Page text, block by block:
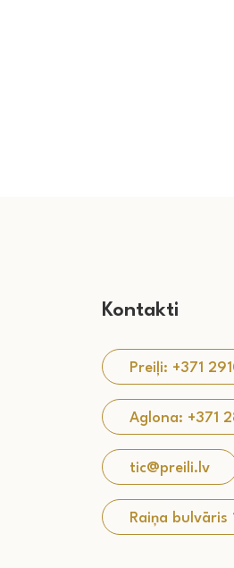
Kontakti
Preiļi: +371
Aglona: +371
tic@preili.lv
Raiņa bulvāris